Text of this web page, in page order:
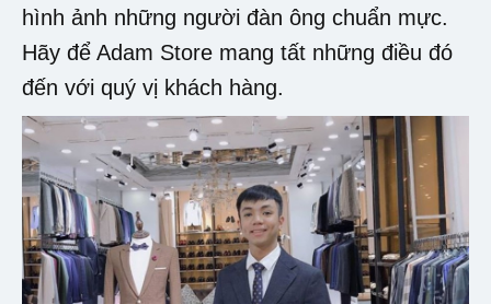
hình ảnh những người đàn ông chuẩn mực.
Hãy để Adam Store mang tất những điều đó
đến với quý vị khách hàng.